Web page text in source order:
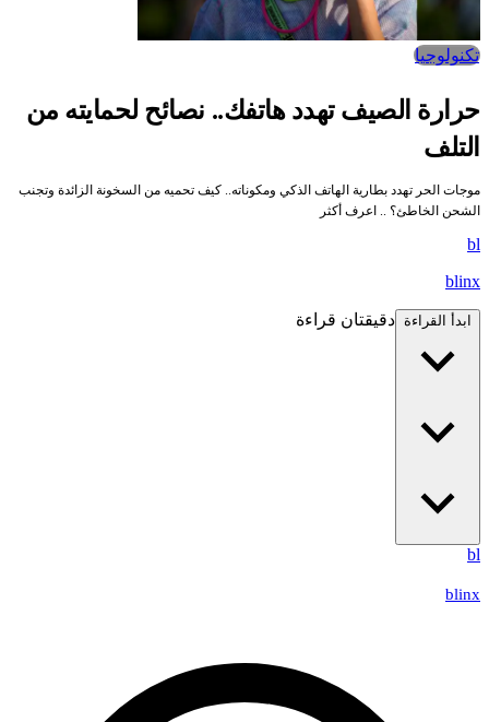
تكنولوجيا
حرارة الصيف تهدد هاتفك.. نصائح لحمايته من
التلف
موجات الحر تهدد بطارية الهاتف الذكي ومكوناته.. كيف تحميه من السخونة الزائدة وتجنب
الشحن الخاطئ؟ .. اعرف أكثر
bl
blinx
ابدأ القراءة دقيقتان قراءة
bl
blinx